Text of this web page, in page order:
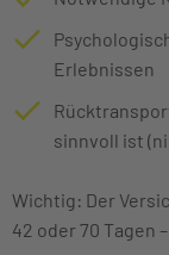
Erlebnissen
sinnvoll ist
Wichtig: Der
42 oder 70 Tagen